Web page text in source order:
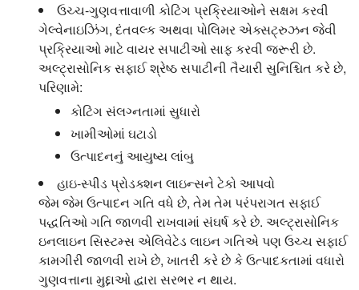
ઉચ્ચ-ગુણવત્તાવાળી કોટિંગ પ્રક્રિયાઓને સક્ષમ કરવી
ગેલ્વેનાઇઝિંગ, દંતવલ્ક અથવા પોલિમર એક્સટ્રુઝન જેવી
પ્રક્રિયાઓ માટે વાયર સપાટીઓ સાફ કરવી જરૂરી છે.
અલ્ટ્રાસોનિક સફાઈ શ્રેષ્ઠ સપાટીની તૈયારી સુનિશ્ચિત કરે છે,
પરિણામે:
કોટિંગ સંલગ્નતામાં સુધારો
ખામીઓમાં ઘટાડો
ઉત્પાદનનું આયુષ્ય લાંબુ
હાઇ-સ્પીડ પ્રોડક્શન લાઇન્સને ટેકો આપવો
જેમ જેમ ઉત્પાદન ગતિ વધે છે, તેમ તેમ પરંપરાગત સફાઈ
પદ્ધતિઓ ગતિ જાળવી રાખવામાં સંઘર્ષ કરે છે. અલ્ટ્રાસોનિક
ઇનલાઇન સિસ્ટમ્સ એલિવેટેડ લાઇન ગતિએ પણ ઉચ્ચ સફાઈ
કામગીરી જાળવી રાખે છે, ખાતરી કરે છે કે ઉત્પાદકતામાં વધારો
ગુણવત્તાના મુદ્દાઓ દ્વારા સરભર ન થાય.